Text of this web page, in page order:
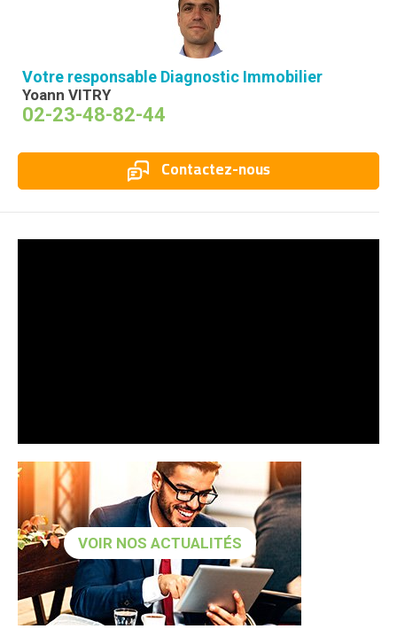
Votre responsable Diagnostic Immobilier
Yoann VITRY
02-23-48-82-44
Contactez-nous
VOIR NOS ACTUALITÉS